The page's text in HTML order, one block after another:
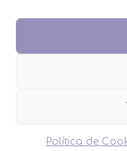
Política de
HOMBRES
MINIPERFUMES
OTROS EVENTOS